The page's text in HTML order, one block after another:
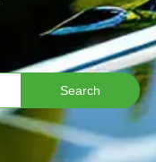
Search